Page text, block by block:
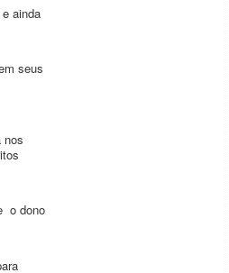
ainda
seus
nos
o dono